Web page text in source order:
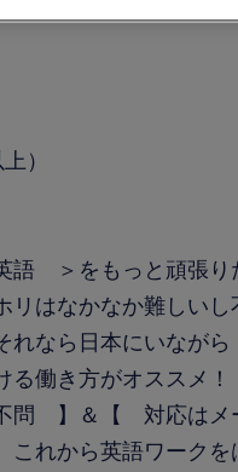
）
語 ＞をもっと頑張
リはなかなか難しいし
れなら日本にいなが
働き方がオススメ
問 】＆【 対応はメ
れから英語ワークを